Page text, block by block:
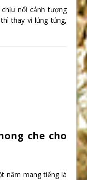
nổi cảnh tượng
thay vì lúng túng,
che cho
năm mang tiếng là